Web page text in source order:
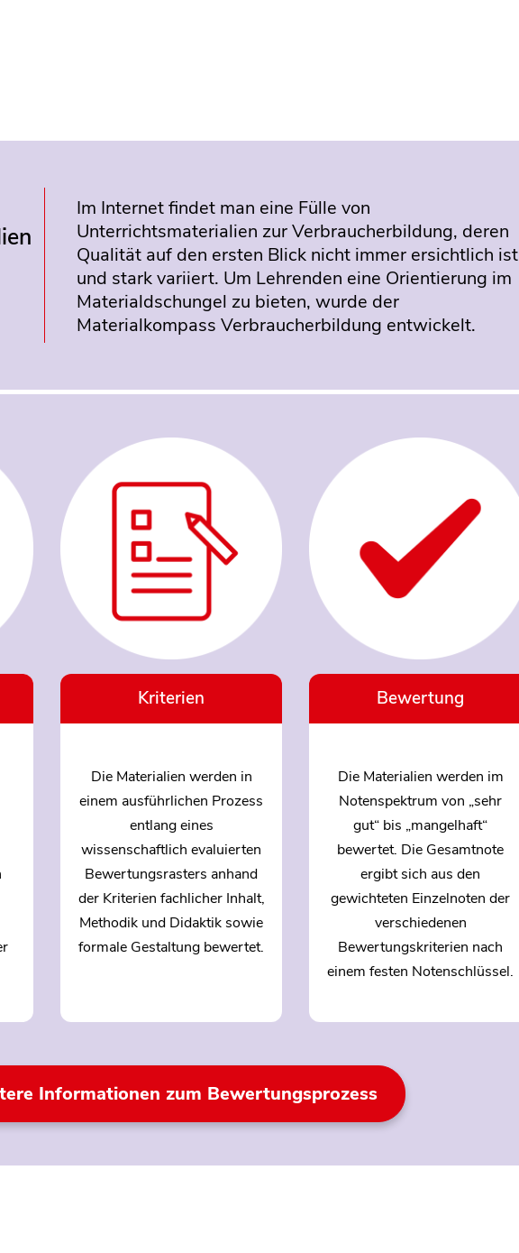
Im Internet findet man eine Fülle von
Unterrichtsmaterialien zur Verbraucherbildung, deren
Qualität auf den ersten Blick nicht immer ersichtlich ist
und stark variiert. Um Lehrenden eine Orientierung im
Materialdschungel zu bieten, wurde der
Materialkompass Verbraucherbildung entwickelt.
Kriterien
Die Materialien werden in
einem ausführlichen Prozess
entlang eines
wissenschaftlich evaluierten
Bewertungsrasters anhand
der Kriterien fachlicher Inhalt,
Methodik und Didaktik sowie
formale Gestaltung bewertet.
Bewertung
Die Materialien werden im
Notenspektrum von „sehr
gut“ bis „mangelhaft“
bewertet. Die Gesamtnote
ergibt sich aus den
gewichteten Einzelnoten der
verschiedenen
Bewertungskriterien nach
einem festen Notenschlüssel.
Informationen zum Bewertungsprozess